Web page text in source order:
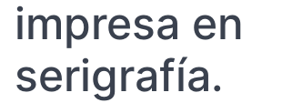
impresa en
serigrafía.